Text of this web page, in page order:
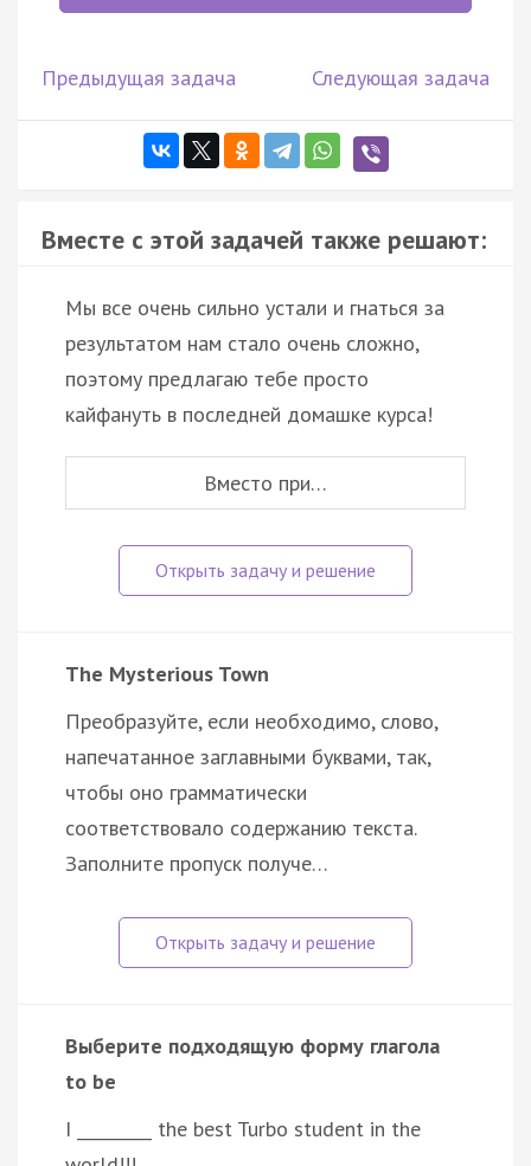
Предыдущая задача Следующая задача
Вместе с этой задачей также решают:
Мы все очень сильно устали и гнаться за
результатом нам стало очень сложно,
поэтому предлагаю тебе просто
кайфануть в последней домашке курса!
Вместо при…
The Mysterious Town
Преобразуйте, если необходимо, слово,
напечатанное заглавными буквами, так,
чтобы оно грамматически
соответствовало содержанию текста.
Заполните пропуск получе…
Выберите подходящую форму глагола
to be
I _________ the best Turbo student in the